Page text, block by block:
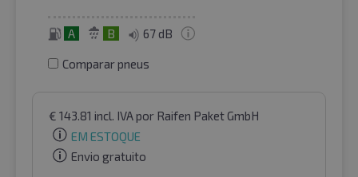
A B 67 dB
Comparar pneus
€ 143.81 incl. IVApor Raifen Paket GmbH
EM ESTOQUE
Envio gratuito